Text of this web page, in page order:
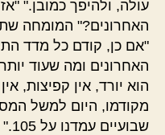
עולה, ולהיפך כמובן."
האחרונים?" המומחה
"אם כן, קודם כל מדד
האחרונים ומה שעוד
הוא יורד, אין קפיצות,